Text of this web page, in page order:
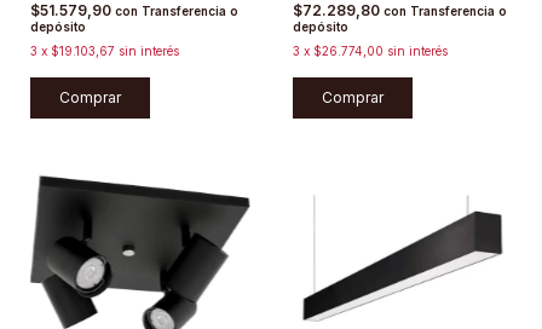
$51.579,90 con Transferencia o
depósito
3 x $19.103,67 sin interés
Comprar
$72.289,80 con Transferencia o
depósito
3 x $26.774,00 sin interés
Comprar